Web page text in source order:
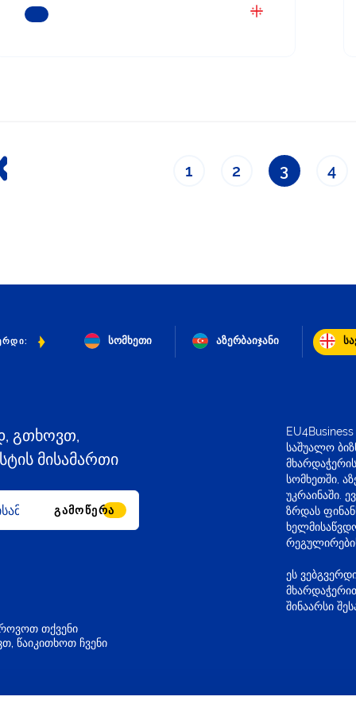
ᲒᲐᲘᲒᲔᲗ ᲛᲔᲢᲘ
1 2 3 4
სომხეთი აზერბაიჯანი
გთხოვთ,
მისამართი
ᲒᲐᲛᲝᲬᲔᲠᲐ
თქვენი
წაიკითხოთ ჩვენი
საშუალო
სომხეთში,
უკრაინაში.
ზრდას
ეს
შინაარსი